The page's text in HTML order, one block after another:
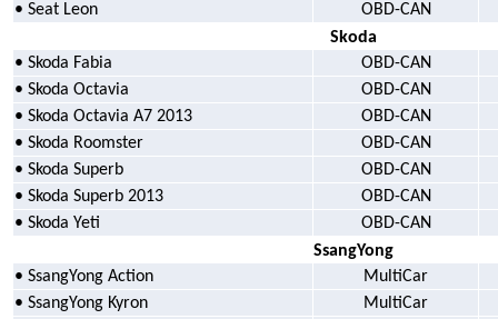
• Seat Leon
OBD-CAN
Skoda
• Skoda Fabia
OBD-CAN
• Skoda Octavia
OBD-CAN
• Skoda Octavia A7 2013
OBD-CAN
• Skoda Roomster
OBD-CAN
• Skoda Superb
OBD-CAN
• Skoda Superb 2013
OBD-CAN
• Skoda Yeti
OBD-CAN
SsangYong
• SsangYong Action
MultiCar
• SsangYong Kyron
MultiCar